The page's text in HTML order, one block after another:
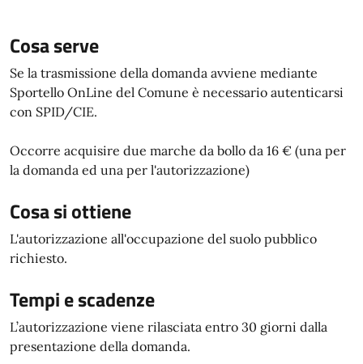
Cosa serve
Se la trasmissione della domanda avviene mediante
Sportello OnLine del Comune è necessario autenticarsi
con SPID/CIE.
Occorre acquisire due marche da bollo da 16 € (una per
la domanda ed una per l'autorizzazione)
Cosa si ottiene
L'autorizzazione all'occupazione del suolo pubblico
richiesto.
Tempi e scadenze
L’autorizzazione viene rilasciata entro 30 giorni dalla
presentazione della domanda.